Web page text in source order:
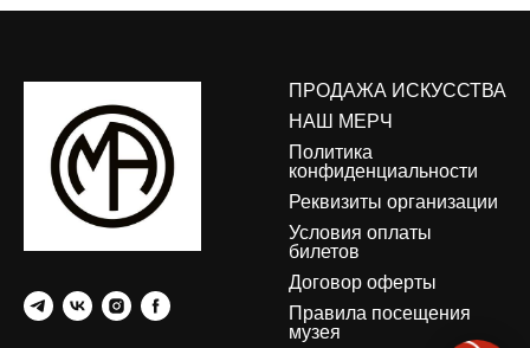
ПРОДАЖА ИСКУССТВА
НАШ МЕРЧ
Политика
конфиденциальности
Реквизиты организации
Условия оплаты
билетов
Договор оферты
Правила посещения
музея